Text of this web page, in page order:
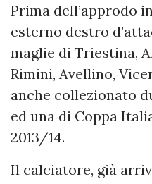
Prima dell’approdo
esterno destro
maglie di Triestina,
Rimini, Avellino,
anche collezionato
ed una di Coppa
2013/14.
Il calciatore, già